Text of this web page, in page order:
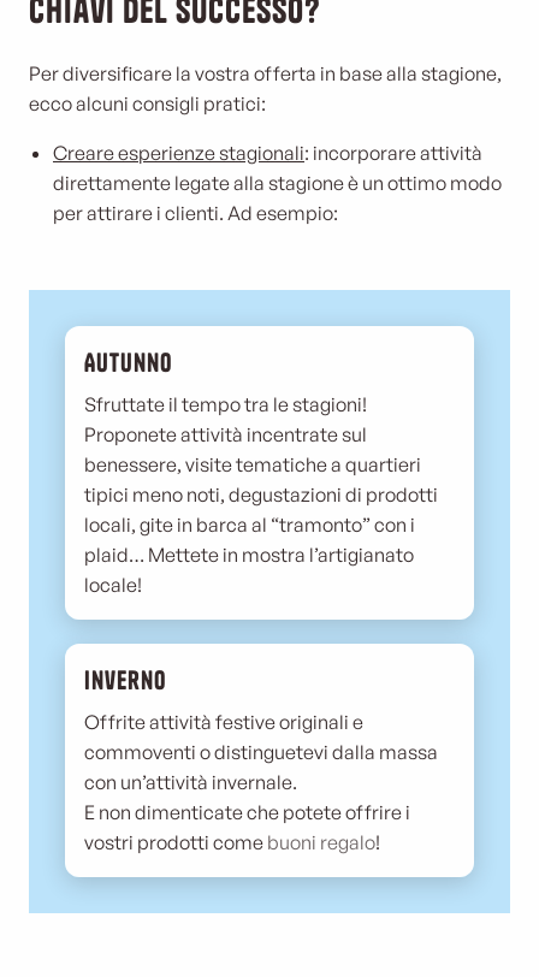
chiavi del successo?
Per diversificare la vostra offerta in base alla stagione,
ecco alcuni consigli pratici:
Creare esperienze stagionali: incorporare attività
direttamente legate alla stagione è un ottimo modo
per attirare i clienti. Ad esempio:
Autunno
Sfruttate il tempo tra le stagioni!
Proponete attività incentrate sul
benessere, visite tematiche a quartieri
tipici meno noti, degustazioni di prodotti
locali, gite in barca al “tramonto” con i
plaid… Mettete in mostra l’artigianato
locale!
Inverno
Offrite attività festive originali e
commoventi o distinguetevi dalla massa
con un’attività invernale.
E non dimenticate che potete offrire i
vostri prodotti come buoni regalo!